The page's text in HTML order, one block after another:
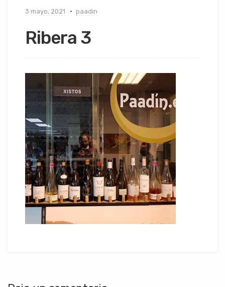
3 mayo, 2021 paadin
Ribera 3